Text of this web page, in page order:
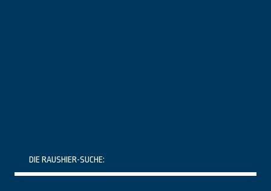
DIE RAUSHIER-SUCHE: